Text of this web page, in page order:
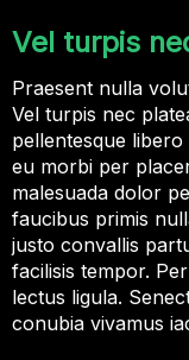
Vel turpis
Praesent nulla
Vel turpis nec
pellentesque
eu morbi per
malesuada dolor
faucibus primis
justo convallis
facilisis tempor.
lectus ligula.
conubia vivamus